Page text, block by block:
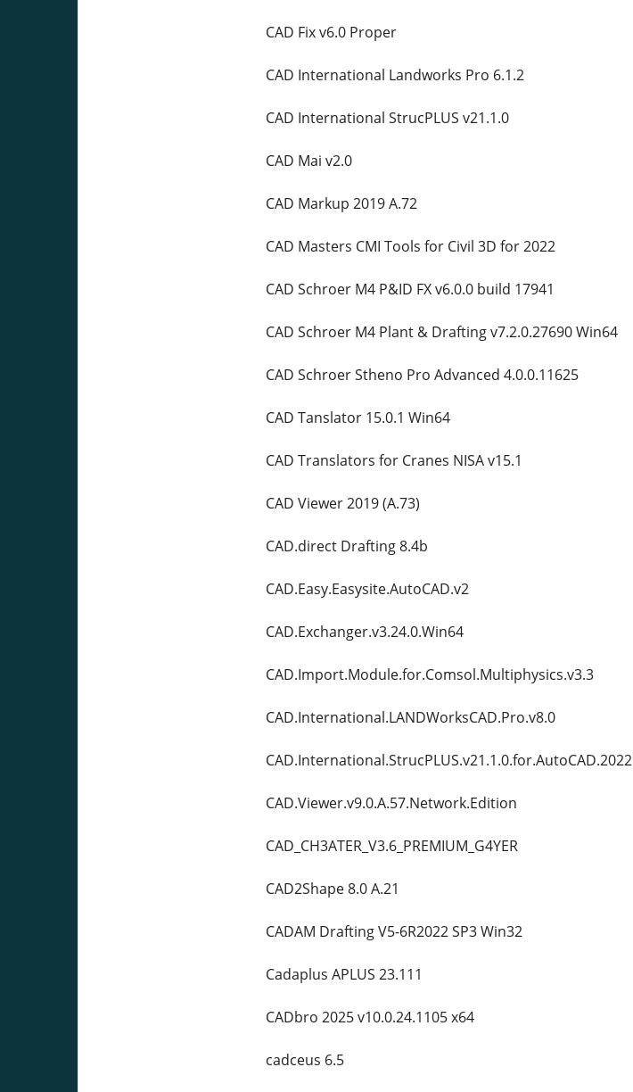
CAD Fix v6.0 Proper
CAD International Landworks Pro 6.1.2
CAD International StrucPLUS v21.1.0
CAD Mai v2.0
CAD Markup 2019 A.72
CAD Masters CMI Tools for Civil 3D for 2022
CAD Schroer M4 P&ID FX v6.0.0 build 17941
CAD Schroer M4 Plant & Drafting v7.2.0.27690 Win64
CAD Schroer Stheno Pro Advanced 4.0.0.11625
CAD Tanslator 15.0.1 Win64
CAD Translators for Cranes NISA v15.1
CAD Viewer 2019 (A.73)
CAD.direct Drafting 8.4b
CAD.Easy.Easysite.AutoCAD.v2
CAD.Exchanger.v3.24.0.Win64
CAD.Import.Module.for.Comsol.Multiphysics.v3.3
CAD.International.LANDWorksCAD.Pro.v8.0
CAD.International.StrucPLUS.v21.1.0.for.AutoCAD.2022
CAD.Viewer.v9.0.A.57.Network.Edition
CAD_CH3ATER_V3.6_PREMIUM_G4YER
CAD2Shape 8.0 A.21
CADAM Drafting V5-6R2022 SP3 Win32
Cadaplus APLUS 23.111
CADbro 2025 v10.0.24.1105 x64
cadceus 6.5